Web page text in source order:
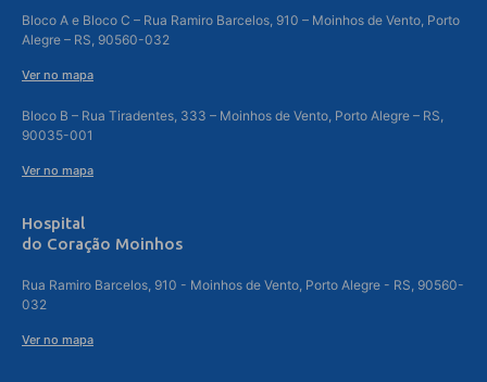
Bloco A e Bloco C – Rua Ramiro Barcelos, 910 – Moinhos de Vento, Porto
Alegre – RS, 90560-032
Ver no mapa
Bloco B – Rua Tiradentes, 333 – Moinhos de Vento, Porto Alegre – RS,
90035-001
Ver no mapa
Hospital
do Coração Moinhos
Rua Ramiro Barcelos, 910 - Moinhos de Vento, Porto Alegre - RS, 90560-
032
Ver no mapa